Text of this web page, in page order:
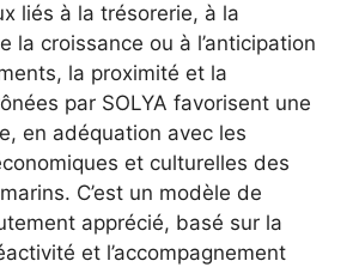
liés à la trésorerie, à la
la croissance ou à l’anticipation
la proximité et la
par SOLYA favorisent une
en adéquation avec les
et culturelles des
C’est un modèle de
apprécié, basé sur la
et l’accompagnement